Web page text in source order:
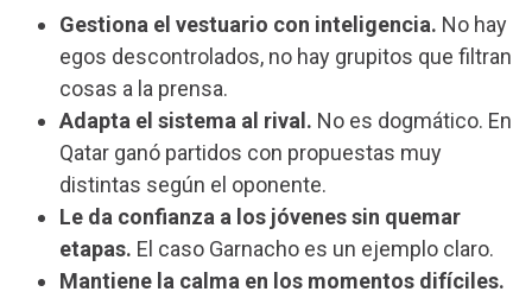
Gestiona el vestuario con inteligencia. No hay
egos descontrolados, no hay grupitos que filtran
cosas a la prensa.
Adapta el sistema al rival. No es dogmático. En
Qatar ganó partidos con propuestas muy
distintas según el oponente.
Le da confianza a los jóvenes sin quemar
etapas. El caso Garnacho es un ejemplo claro.
Mantiene la calma en los momentos difíciles.